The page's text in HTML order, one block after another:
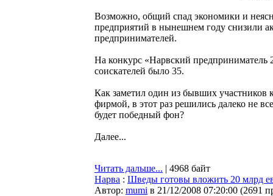
Возможно, общий спад экономики и
предприятий в нынешнем году снизили
предпринимателей.
На конкурс «Нарвский предприниматель
соискателей было 35.
Как заметил один из бывших участников
фирмой, в этот раз решились далеко не
будет победный фон?
Далее...
Читать дальше... | 4968 байт
Нарва : Шведы готовы вложить 20 млрд
Автор: mumi в 21/12/2008 07:20:00 (2691